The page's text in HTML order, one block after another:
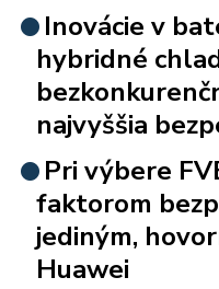
Inovácie v
hybridné
najvyššia
Pri výbere
faktorom
jediným,
Huawei